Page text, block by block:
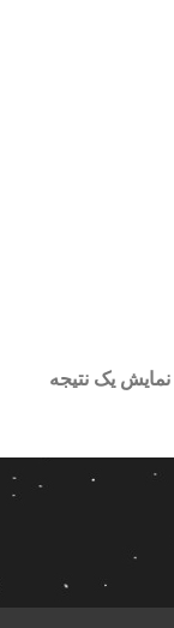
نمایش یک نتیجه
قیمت گذاری